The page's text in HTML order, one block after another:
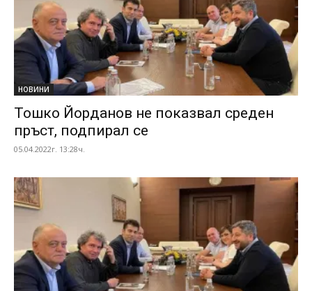
НОВИНИ
Тошко Йорданов не показвал среден
пръст, подпирал се
05.04.2022г. 13:28ч.